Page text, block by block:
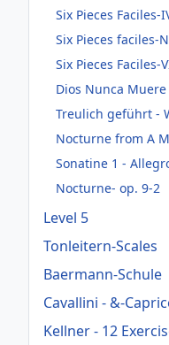
Six Pieces Faciles-
Six Pieces faciles-
Six Pieces Faciles-
Dios Nunca Muere
Treulich geführt -
Nocturne from A
Sonatine 1 -
Nocturne- op. 9-2
Level 5
Tonleitern-Scales
Baermann-Schule
Cavallini - &-
Kellner - 12